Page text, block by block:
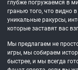
глубже погружаемся в
гранью того, что видно
уникальные ракурсы,
которые заставят вас
Мы предлагаем не
игры, мы собираем
быстрее, и мы всегда